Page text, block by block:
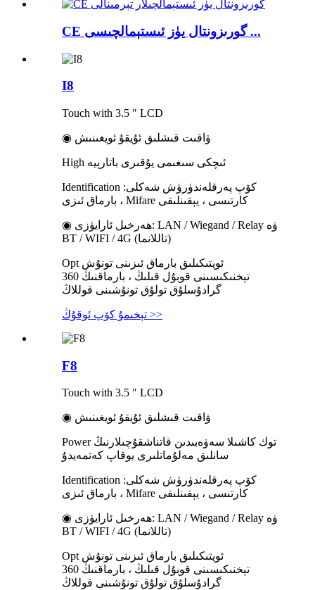
CE گورىزونتال يۈز ئىستېمالچىسى ...
I8
Touch with 3.5 ″ LCD
◉ ۋاقىت قىشلىق ئۇيقۇ ئويغىنىش
High ئىچكى سىغىمى يۇقىرى باتارېيە
Identification كۆپ پەرقلەندۈرۈش شەكلى:
بارماق ئىزى ، Mifare كارتىسى ، يېقىنلىقى
◉ ھەرخىل ئارايۈزى: LAN / Wiegand / Relay ۋە
BT / WIFI / 4G (تاللانما)
Opt ئوپتىكىلىق بارماق ئىزىنى تونۇش
تېخنىكىسىنى قوبۇل قىلىڭ ، بارماقنىڭ 360
گرادۇسلۇق تولۇق تونۇشىنى قوللاڭ
تېخىمۇ كۆپ ئوقۇڭ >>
F8
Touch with 3.5 ″ LCD
◉ ۋاقىت قىشلىق ئۇيقۇ ئويغىنىش
Power توك كاشىلا سەۋەبىدىن قاتناشقۇچىلارنىڭ
سانلىق مەلۇماتلىرى يوقاپ كەتمەيدۇ
Identification كۆپ پەرقلەندۈرۈش شەكلى:
بارماق ئىزى ، Mifare كارتىسى ، يېقىنلىقى
◉ ھەرخىل ئارايۈزى: LAN / Wiegand / Relay ۋە
BT / WIFI / 4G (تاللانما)
Opt ئوپتىكىلىق بارماق ئىزىنى تونۇش
تېخنىكىسىنى قوبۇل قىلىڭ ، بارماقنىڭ 360
گرادۇسلۇق تولۇق تونۇشىنى قوللاڭ